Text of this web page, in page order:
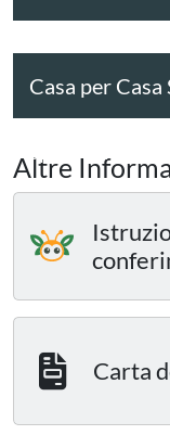
Casa per
Altre
Carta